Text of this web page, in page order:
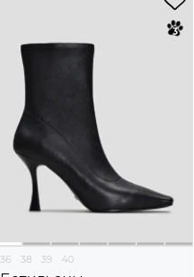
36 38 39 40